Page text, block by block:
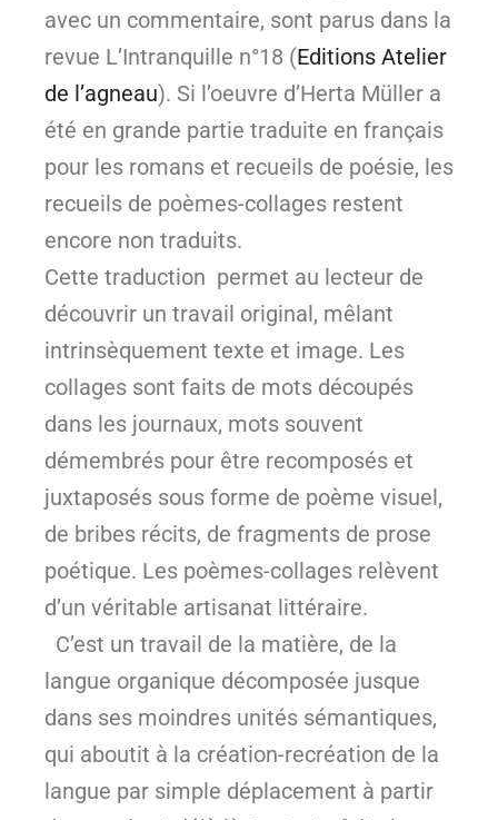
avec un commentaire, sont parus dans la
revue L’Intranquille n°18 (Editions Atelier
de l’agneau). Si l’oeuvre d’Herta Müller a
été en grande partie traduite en français
pour les romans et recueils de poésie, les
recueils de poèmes-collages restent
encore non traduits.
Cette traduction permet au lecteur de
découvrir un travail original, mêlant
intrinsèquement texte et image. Les
collages sont faits de mots découpés
dans les journaux, mots souvent
démembrés pour être recomposés et
juxtaposés sous forme de poème visuel,
de bribes récits, de fragments de prose
poétique. Les poèmes-collages relèvent
d’un véritable artisanat littéraire.
C’est un travail de la matière, de la
langue organique décomposée jusque
dans ses moindres unités sémantiques,
qui aboutit à la création-recréation de la
langue par simple déplacement à partir